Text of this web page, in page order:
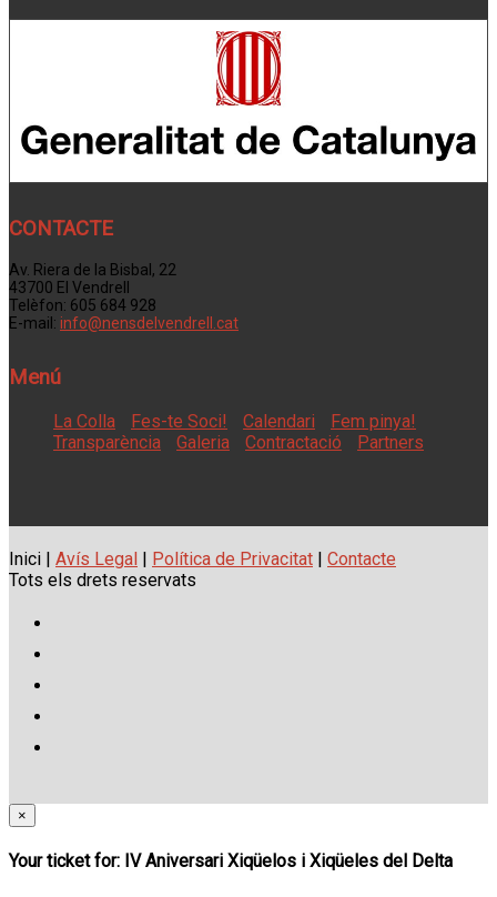
CONTACTE
Av. Riera de la Bisbal, 22
43700 El Vendrell
Telèfon: 605 684 928
E-mail: info@nensdelvendrell.cat
Menú
La Colla Fes-te Soci! Calendari
Fem pinya!
Transparència
Galeria Contractació Partners
Inici | Avís Legal | Política de Privacitat | Contacte
Tots els drets reservats
×
Your ticket for: IV Aniversari Xiqüelos i Xiqüeles del Delta